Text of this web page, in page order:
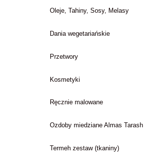
Oleje, Tahiny, Sosy, Melasy
Dania wegetariańskie
Przetwory
Kosmetyki
Ręcznie malowane
Ozdoby miedziane Almas Tarash
Termeh zestaw (tkaniny)